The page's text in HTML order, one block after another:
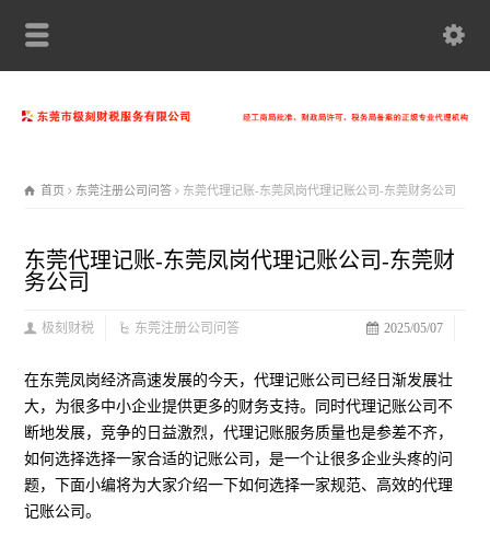
首页 东莞注册公司问答 东莞代理记账-东莞凤岗代理记账公司-东莞财务公司
东莞代理记账-东莞凤岗代理记账公司-东莞财
务公司
2025/05/07
极刻财税 东莞注册公司问答
在东莞凤岗经济高速发展的今天，代理记账公司已经日渐发展壮
大，为很多中小企业提供更多的财务支持。同时代理记账公司不
断地发展，竞争的日益激烈，代理记账服务质量也是参差不齐，
如何选择选择一家合适的记账公司，是一个让很多企业头疼的问
题，下面小编将为大家介绍一下如何选择一家规范、高效的代理
记账公司。